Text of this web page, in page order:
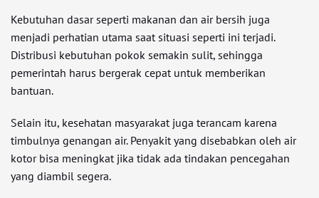
Kebutuhan dasar seperti makanan dan air bersih juga
menjadi perhatian utama saat situasi seperti ini terjadi.
Distribusi kebutuhan pokok semakin sulit, sehingga
pemerintah harus bergerak cepat untuk memberikan
bantuan.
Selain itu, kesehatan masyarakat juga terancam karena
timbulnya genangan air. Penyakit yang disebabkan oleh air
kotor bisa meningkat jika tidak ada tindakan pencegahan
yang diambil segera.